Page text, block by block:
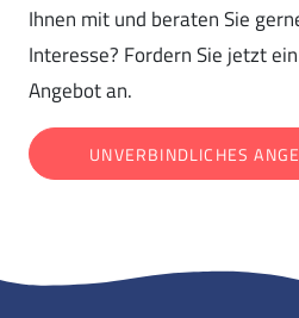
Ihnen mit und beraten Sie
Interesse? Fordern Sie jetzt
Angebot an.
UNVERBINDLICHES